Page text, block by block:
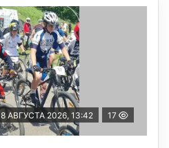
8 АВГУСТА 2026, 13:42 17